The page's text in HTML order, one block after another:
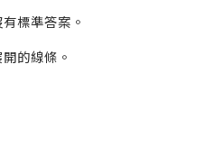
標準答案。
的線條。